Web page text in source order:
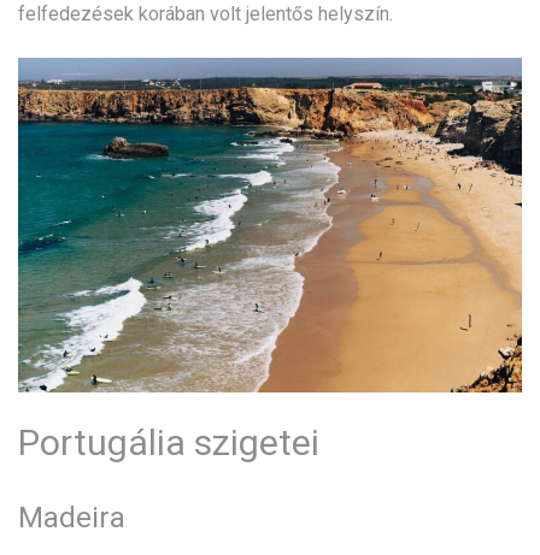
felfedezések korában volt jelentős helyszín.
Portugália szigetei
Madeira